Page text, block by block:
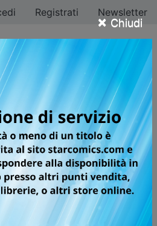
× Chiudi
Registrati Newsletter
fumetti
Filtra ricerca